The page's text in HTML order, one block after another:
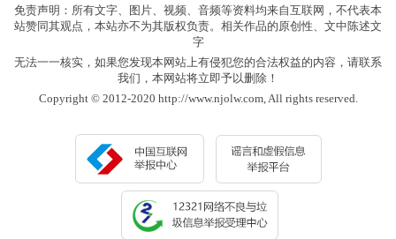
免责声明：所有文字、图片、视频、音频等资料均来自互联网，不代表本
站赞同其观点，本站亦不为其版权负责。相关作品的原创性、文中陈述文
字
无法一一核实，如果您发现本网站上有侵犯您的合法权益的内容，请联系
我们，本网站将立即予以删除！
Copyright © 2012-2020 http://www.njolw.com, All rights reserved.